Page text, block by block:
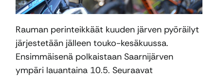
Rauman perinteikkäät kuuden järven pyöräilyt
järjestetään jälleen touko-kesäkuussa.
Ensimmäisenä polkaistaan Saarnijärven
ympäri lauantaina 10.5. Seuraavat